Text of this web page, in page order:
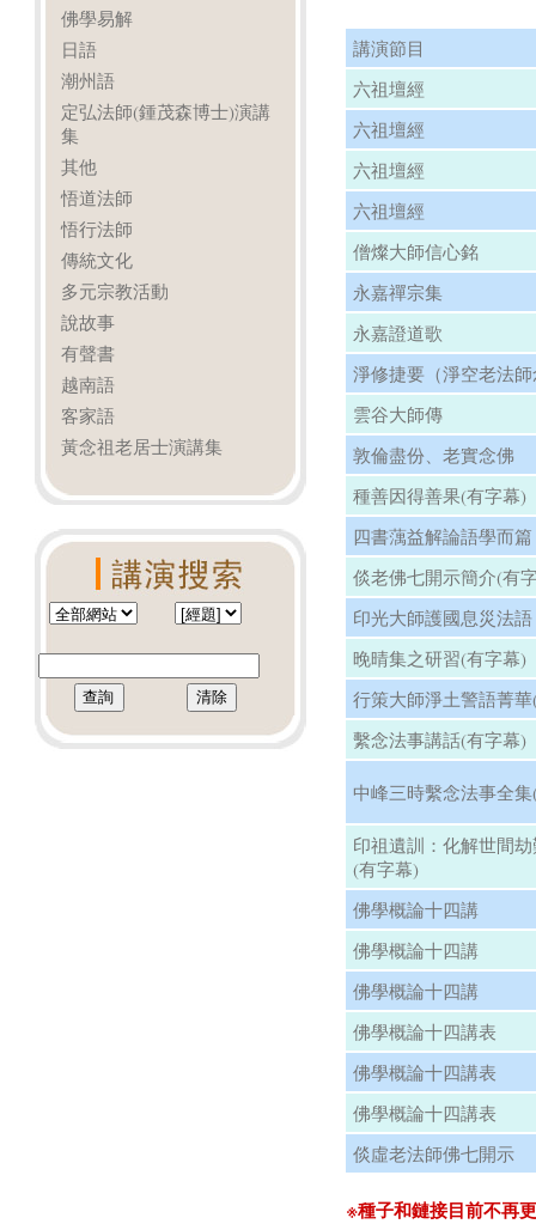
佛學易解
日語
潮州語
定弘法師(鍾茂森博士)演講
集
其他
悟道法師
悟行法師
傳統文化
多元宗教活動
說故事
有聲書
越南語
客家語
黃念祖老居士演講集
講演節目
六祖壇經
六祖壇經
六祖壇經
六祖壇經
僧燦大師信心銘
永嘉禪宗集
永嘉證道歌
淨修捷要（淨空老法
雲谷大師傳
敦倫盡份、老實念佛
種善因得善果(有字幕)
四書蕅益解論語學而篇
倓老佛七開示簡介(有
印光大師護國息災法語
晚晴集之研習(有字幕)
行策大師淨土警語菁
繫念法事講話(有字幕)
中峰三時繫念法事全
印祖遺訓：化解世間
(有字幕)
佛學概論十四講
佛學概論十四講
佛學概論十四講
佛學概論十四講表
佛學概論十四講表
佛學概論十四講表
倓虛老法師佛七開示
※種子和鏈接目前不再